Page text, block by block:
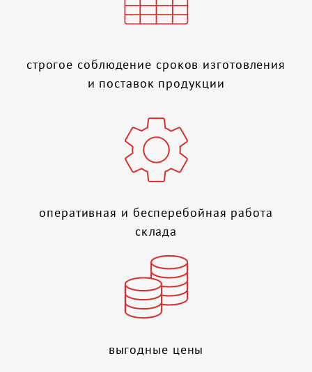
строгое соблюдение сроков изготовления
и поставок продукции
оперативная и бесперебойная работа
склада
выгодные цены